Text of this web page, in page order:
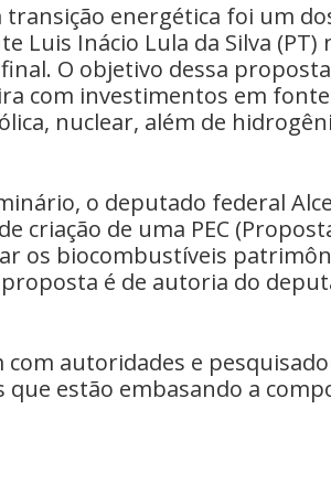
transição energética foi um
Luis Inácio Lula da Silva (PT)
O objetivo dessa
com investimentos em
nuclear, além de
o deputado federal
criação de uma PEC
os biocombustíveis
é de autoria do
autoridades e
estão embasando a